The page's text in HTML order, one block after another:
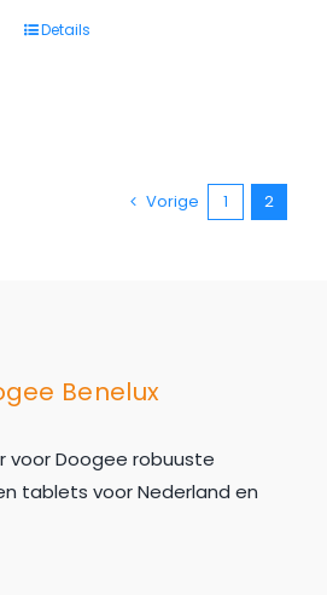
prijs Details
Vorige 1 2
Benelux
voor Doogee robuuste
tablets voor Nederland en